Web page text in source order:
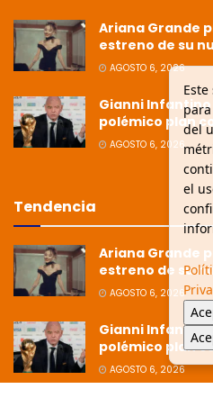
Ariana Grande
estreno de su
AGOSTO 6, 2026
Gianni
polémico plan
AGOSTO 6, 2026
Tendencia
Ariana Grande
estreno de su
AGOSTO 6, 2026
Gianni
polémico plan
AGOSTO 6, 2026
del
el